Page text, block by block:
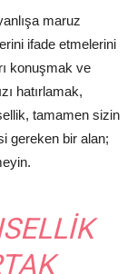
maruz
ifade etmelerini
konuşmak ve
hatırlamak,
tamamen sizin
gereken bir alan;